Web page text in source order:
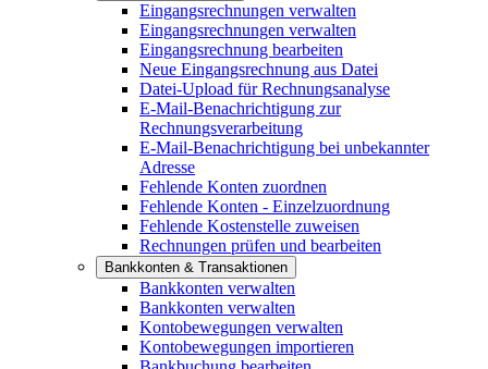
Eingangsrechnungen verwalten
Eingangsrechnungen verwalten
Eingangsrechnung bearbeiten
Neue Eingangsrechnung aus Datei
Datei-Upload für Rechnungsanalyse
E-Mail-Benachrichtigung zur
Rechnungsverarbeitung
E-Mail-Benachrichtigung bei unbekannter
Adresse
Fehlende Konten zuordnen
Fehlende Konten - Einzelzuordnung
Fehlende Kostenstelle zuweisen
Rechnungen prüfen und bearbeiten
Bankkonten & Transaktionen
Bankkonten verwalten
Bankkonten verwalten
Kontobewegungen verwalten
Kontobewegungen importieren